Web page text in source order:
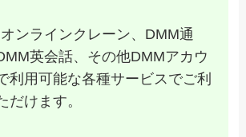
ンラインクレーン、DMM通
英会話、その他DMMアカウ
利用可能な各種サービスでご利
だけます。